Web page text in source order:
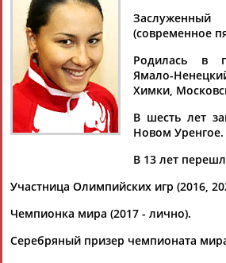
Аслаудин
АБАЕВ
Елена
АБАИМОВА
Мария
АБАРЕНОВ
Тамилла
АБАСОВА
Рамазан
Современное
(современное
Родилась в
Ямало-
Химки,
В шесть лет
Новом Уренгое.
В 13 лет
Участница Олимпийских игр (2016,
Чемпионка мира (2017 - лично).
Серебряный призер чемпионата